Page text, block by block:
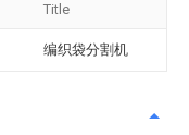
Title
编织袋分割机